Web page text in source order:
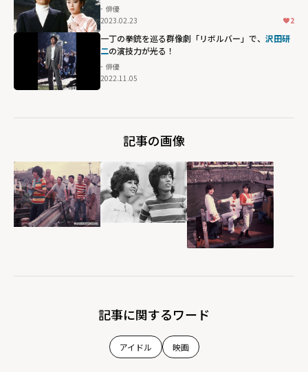
俳優
2023.02.23
2
一丁の拳銃を巡る群像劇「リボルバー」で、 沢田研
二の演技力が光る！
俳優
2022.11.05
記事の画像
記事に関するワード
アイドル 映画